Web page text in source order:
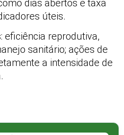
dias abertos e taxa
úteis.
eficiência reprodutiva,
sanitário; ações de
a intensidade de